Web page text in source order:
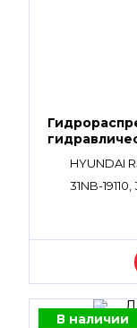
HYUNDAI
31NB-19110,
В наличии